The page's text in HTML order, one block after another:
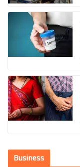
Business